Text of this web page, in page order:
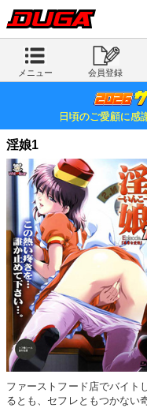
メニュー 会員登録
日頃のご愛顧に感
淫娘1
ファーストフード店でバイト
るとも、セフレともつかない